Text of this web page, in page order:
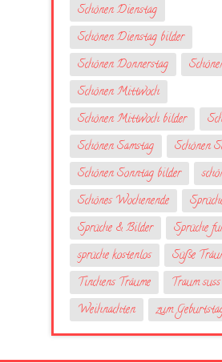
Schönen Dienstag
Schönen Dienstag bilder
Schönen Donnerstag
Schönen Mittwoch
Schönen Mittwoch bilder
Schönen Samstag
Schönen
Schönen Sonntag bilder
Schönes Wochenende
Sprüche & Bilder
Sprüche
sprüche kostenlos
Süße
Tinchens Träume
Traum suss
Weihnachten
zum